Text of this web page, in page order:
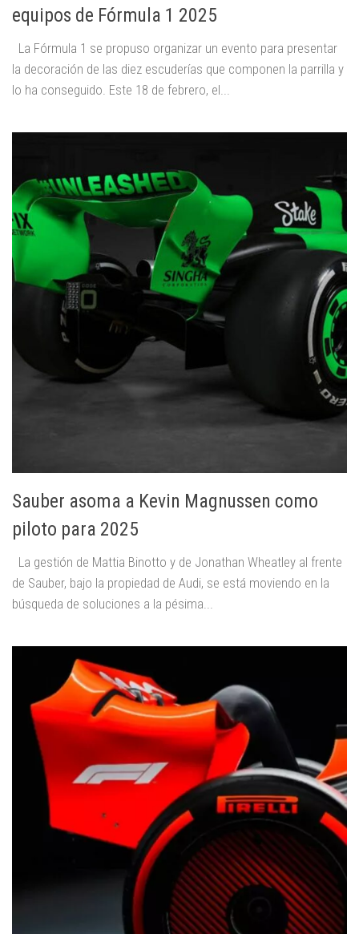
equipos de Fórmula 1 2025
La Fórmula 1 se propuso organizar un evento para presentar
la decoración de las diez escuderías que componen la parrilla y
lo ha conseguido. Este 18 de febrero, el...
Sauber asoma a Kevin Magnussen como
piloto para 2025
La gestión de Mattia Binotto y de Jonathan Wheatley al frente
de Sauber, bajo la propiedad de Audi, se está moviendo en la
búsqueda de soluciones a la pésima...